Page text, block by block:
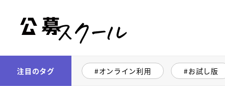
公募スクール
注目のタグ オンライン利用 お試し版